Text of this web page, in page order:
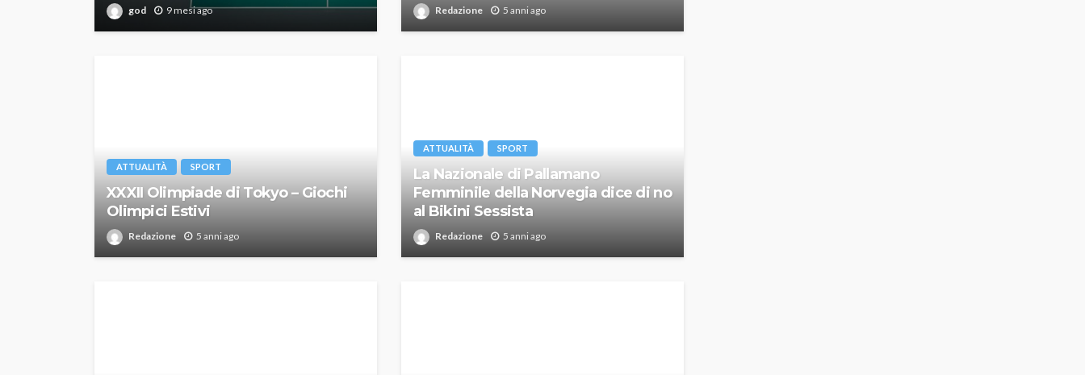
god 9 mesi ago Redazione 5 anni ago
ATTUALITÀ SPORT
XXXII Olimpiade di Tokyo – Giochi
Olimpici Estivi
Redazione 5 anni ago
ATTUALITÀ SPORT
La Nazionale di Pallamano
Femminile della Norvegia dice di no
al Bikini Sessista
Redazione 5 anni ago